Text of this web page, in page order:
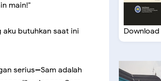
main!"
aku butuhkan saat ini
serius--Sam adalah